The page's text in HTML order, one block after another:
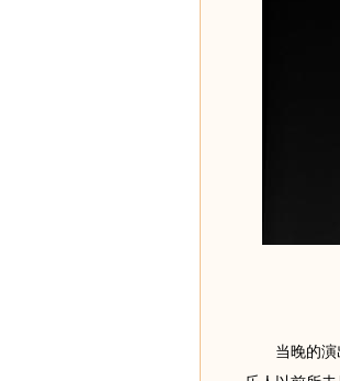
当晚的演出